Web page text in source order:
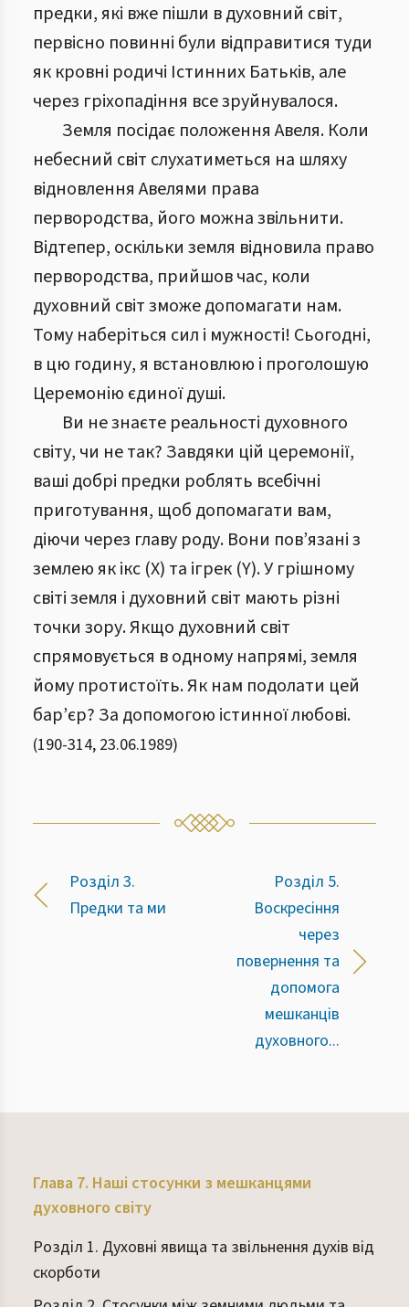
предки, які вже пішли в духовний світ,
первісно повинні були відправитися туди
як кровні родичі Істинних Батьків, але
через гріхопадіння все зруйнувалося.
Земля посідає положення Авеля. Коли
небесний світ слухатиметься на шляху
відновлення Авелями права
первородства, його можна звільнити.
Відтепер, оскільки земля відновила право
первородства, прийшов час, коли
духовний світ зможе допомагати нам.
Тому наберіться сил і мужності! Сьогодні,
в цю годину, я встановлюю і проголошую
Церемонію єдиної душі.
Ви не знаєте реальності духовного
світу, чи не так? Завдяки цій церемонії,
ваші добрі предки роблять всебічні
приготування, щоб допомагати вам,
діючи через главу роду. Вони пов’язані з
землею як ікс (X) та ігрек (Y). У грішному
світі земля і духовний світ мають різні
точки зору. Якщо духовний світ
спрямовується в одному напрямі, земля
йому протистоїть. Як нам подолати цей
бар’єр? За допомогою істинної любові.
(190-314, 23.06.1989)
Розділ 3.
Предки та ми
Розділ 5.
Воскресіння
через
повернення та
допомога
мешканців
духовного...
Глава 7. Наші стосунки з мешканцями
духовного світу
Розділ 1. Духовні явища та звільнення духів від
скорботи